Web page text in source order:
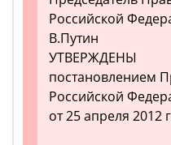
Российской
В.Путин
УТВЕРЖДЕНЫ
постановлением
Российской
от 25 апреля 2012